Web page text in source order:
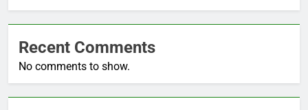
Recent Comments
No comments to show.